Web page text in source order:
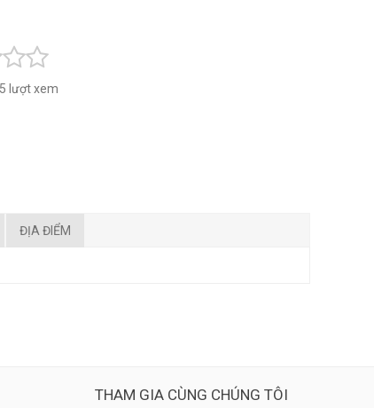
5 lượt xem
ĐỊA ĐIỂM
THAM GIA CÙNG CHÚNG TÔI